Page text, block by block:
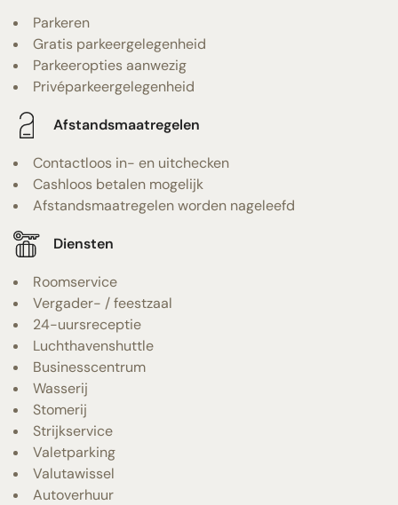
Parkeren
Gratis parkeergelegenheid
Parkeeropties aanwezig
Privéparkeergelegenheid
Afstandsmaatregelen
Contactloos in- en uitchecken
Cashloos betalen mogelijk
Afstandsmaatregelen worden nageleefd
Diensten
Roomservice
Vergader- / feestzaal
24-uursreceptie
Luchthavenshuttle
Businesscentrum
Wasserij
Stomerij
Strijkservice
Valetparking
Valutawissel
Autoverhuur